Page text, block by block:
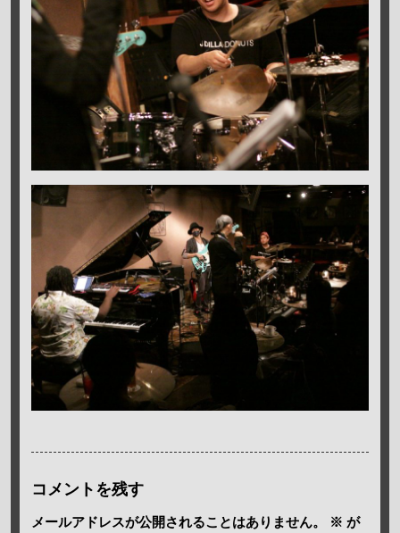
コメントを残す
メールアドレスが公開されることはありません。 ※ が